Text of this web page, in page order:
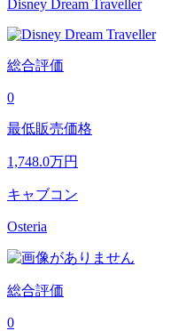
Disney Dream Traveller
総合評価
0
最低販売価格
1,748.0万円
キャブコン
Osteria
総合評価
0